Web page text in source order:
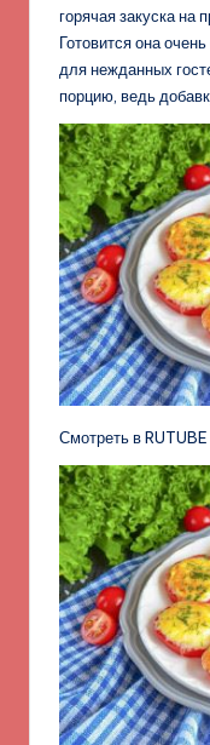
горячая закуска на
Готовится она
для нежданных
порцию, ведь
Смотреть в